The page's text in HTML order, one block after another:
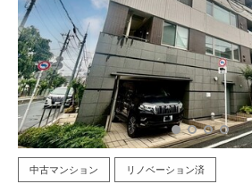
中古マンション リノベーション済